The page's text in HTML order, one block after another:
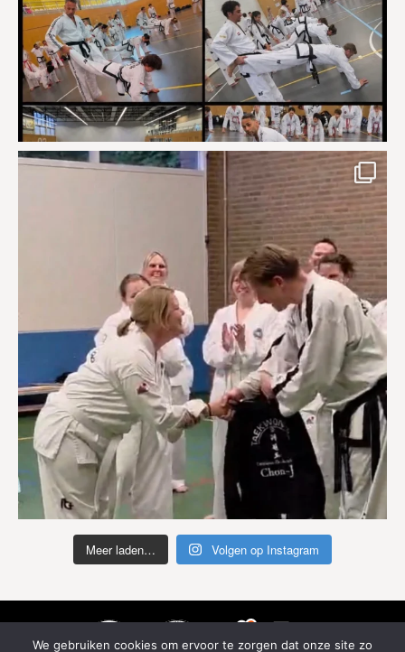
Meer laden… Volgen op Instagram
We gebruiken cookies om ervoor te zorgen dat onze site zo